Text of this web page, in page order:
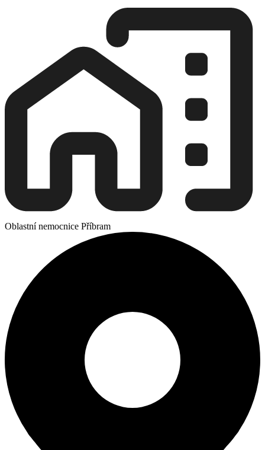
Oblastní nemocnice Příbram